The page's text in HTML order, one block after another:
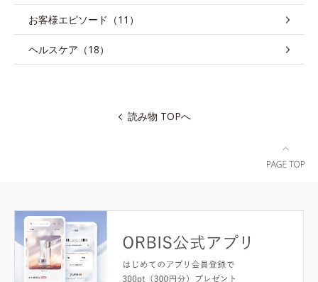
お客様エピソード（11）
ヘルスケア（18）
読み物 TOPへ